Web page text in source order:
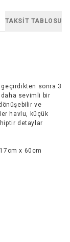
TAKSIT TABLOSU
sonra 3
daha sevimli bir
ve
havlu, küçük
detaylar
x 60cm